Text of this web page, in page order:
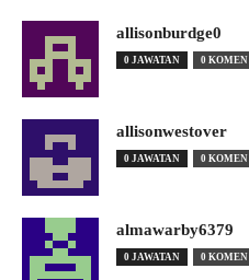
allisonburdge0
0 JAWATAN 0 KOMEN
allisonwestover
0 JAWATAN 0 KOMEN
almawarby6379
0 JAWATAN 0 KOMEN